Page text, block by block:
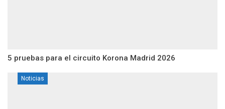
5 pruebas para el circuito Korona Madrid 2026
Noticias